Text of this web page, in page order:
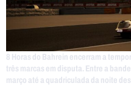
8 Horas do Bahrein encerram a
três marcas em disputa. Entre a
março até a quadriculada da noite